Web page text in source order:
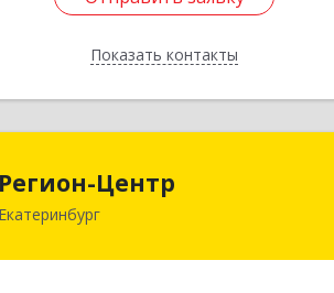
Показать контакты
Назад
Регион-Центр
Екатеринбург